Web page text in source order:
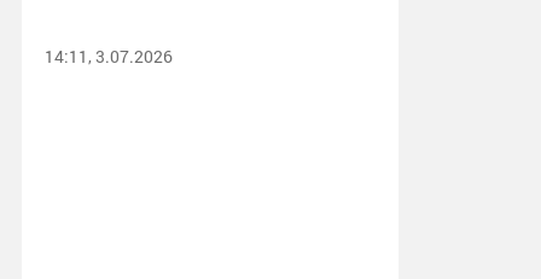
14:11, 3.07.2026